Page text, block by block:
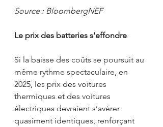
Source : BloombergNEF
Le prix des batteries s'effondre
Si la baisse des coûts se poursuit au
même rythme spectaculaire, en
2025, les prix des voitures
thermiques et des voitures
électriques devraient s’avérer
quasiment identiques, renforçant